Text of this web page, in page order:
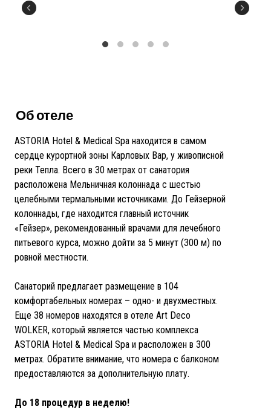
Об отеле
ASTORIA Hotel & Medical Spa находится в самом
сердце курортной зоны Карловых Вар, у живописной
реки Тепла. Всего в 30 метрах от санатория
расположена Мельничная колоннада с шестью
целебными термальными источниками. До Гейзерной
колоннады, где находится главный источник
«Гейзер», рекомендованный врачами для лечебного
питьевого курса, можно дойти за 5 минут (300 м) по
ровной местности.
Санаторий предлагает размещение в 104
комфортабельных номерах – одно- и двухместных.
Еще 38 номеров находятся в отеле Art Deco
WOLKER, который является частью комплекса
ASTORIA Hotel & Medical Spa и расположен в 300
метрах. Обратите внимание, что номера с балконом
предоставляются за дополнительную плату.
До 18 процедур в неделю!